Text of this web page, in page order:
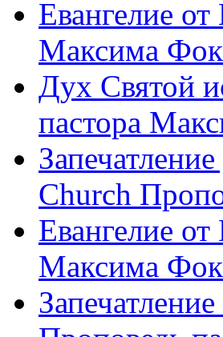
Евангелие
Максима
Дух Святой
пастора
Church
Евангелие
Максима